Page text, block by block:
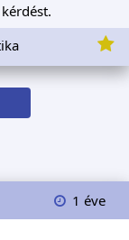
1 éve